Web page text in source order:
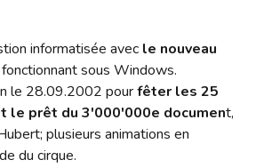
informatisée avec le nouveau
fonctionnant sous Windows.
le 28.09.2002 pourfêter les 25
le prêt du 3'000'000e document,
plusieurs animations en
du cirque.